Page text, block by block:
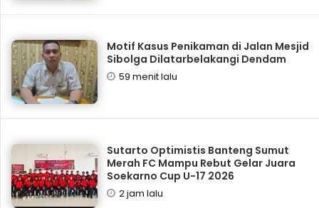
Motif Kasus Penikaman di Jalan Mesjid
Sibolga Dilatarbelakangi Dendam
59 menit lalu
Sutarto Optimistis Banteng Sumut
Merah FC Mampu Rebut Gelar Juara
Soekarno Cup U-17 2026
2 jam lalu